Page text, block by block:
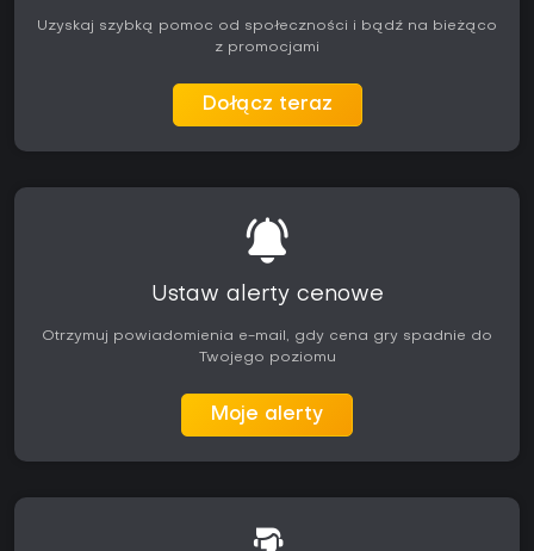
Uzyskaj szybką pomoc od społeczności i bądź na bieżąco
z promocjami
Dołącz teraz
Ustaw alerty cenowe
Otrzymuj powiadomienia e-mail, gdy cena gry spadnie do
Twojego poziomu
Moje alerty